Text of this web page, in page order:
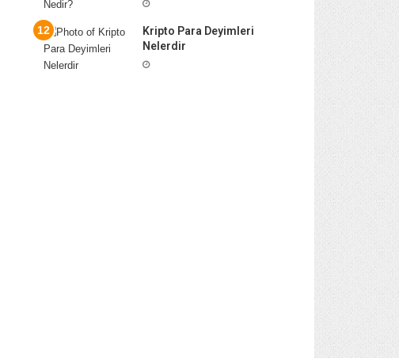
Kripto Para Deyimleri
Nelerdir